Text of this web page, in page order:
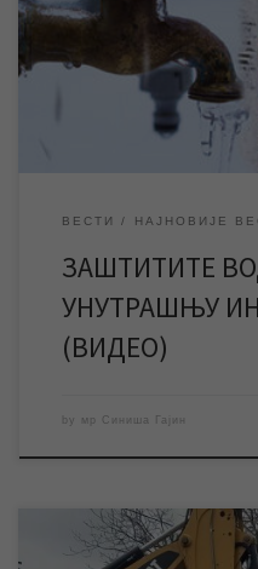
оштећења, а самим тим и
њихову санацију и прекиде
водомера и унутрашњих
можете погледати […]
ВЕСТИ НАЈНОВИЈЕ
ЗАШТИТИТЕ
УНУТРАШЊУ
(ВИДЕО)
by мр Синиша Гајин